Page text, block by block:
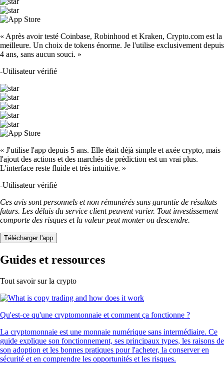
« Après avoir testé Coinbase, Robinhood et Kraken, Crypto.com est la
meilleure. Un choix de tokens énorme. Je l'utilise exclusivement depuis
4 ans, sans aucun souci. »
-Utilisateur vérifié
« J'utilise l'app depuis 5 ans. Elle était déjà simple et axée crypto, mais
l'ajout des actions et des marchés de prédiction est un vrai plus.
L'interface reste fluide et très intuitive. »
-Utilisateur vérifié
Ces avis sont personnels et non rémunérés sans garantie de résultats
futurs. Les délais du service client peuvent varier. Tout investissement
comporte des risques et la valeur peut monter ou descendre.
Télécharger l'app
Guides et ressources
Tout savoir sur la crypto
Qu'est-ce qu'une cryptomonnaie et comment ça fonctionne ?
La cryptomonnaie est une monnaie numérique sans intermédiaire. Ce
guide explique son fonctionnement, ses principaux types, les raisons de
son adoption et les bonnes pratiques pour l'acheter, la conserver en
sécurité et en comprendre les opportunités et les risques.